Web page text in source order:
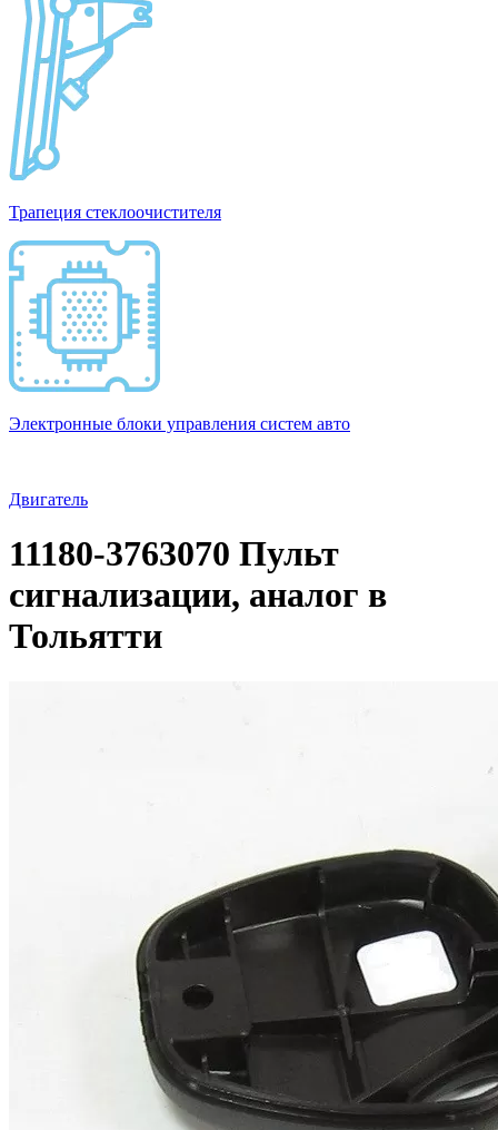
Трапеция стеклоочистителя
Электронные блоки управления систем авто
Двигатель
11180-3763070 Пульт
сигнализации, аналог в
Тольятти